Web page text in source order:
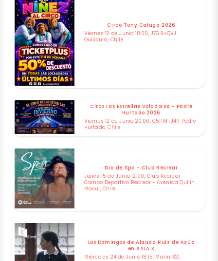
Circo Tony Caluga 2026
Viernes 12 de Junio 18:00, J7G9+QVJ
Quilicura, Chile
Circo Las Estrellas Voladoras - Padre
Hurtado 2026
Viernes 12 de Junio 20:00, C5HM+J4R Padre
Hurtado, Chile
Dia de Spa - Club Recrear
Lunes 15 de Junio 12:00, Club Recrear -
Campo Deportivo Recrear - Avenida Quilin,
Macul, Chile
Los Domingos de Alauda Ruiz de Azúa
en SALA K
Miércoles 24 de Junio 18:15, Marín 321,